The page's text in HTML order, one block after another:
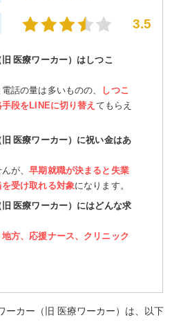
3.5
旧 医療ワーカー）はしつこ
話の量は多いものの、
しつこ
段をLINEに切り替え てもらえ
旧 医療ワーカー）に祝い金はあ
が、早期就職が決まると失業
受け取れる対象になります。
旧 医療ワーカー）にはどんな求
地方、応援ナース、クリニック
ーカー（旧 医療ワーカー）は、以下